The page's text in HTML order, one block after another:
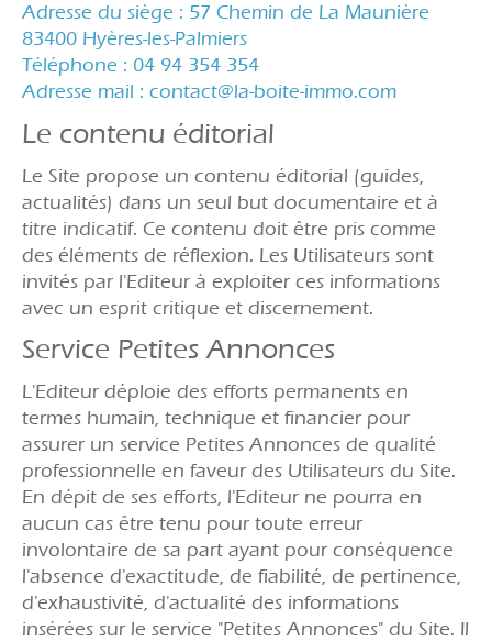
Adresse du siège : 57 Chemin de La Maunière
83400 Hyères-les-Palmiers
Téléphone : 04 94 354 354
Adresse mail : contact@la-boite-immo.com
Le contenu éditorial
Le Site propose un contenu éditorial (guides,
actualités) dans un seul but documentaire et à
titre indicatif. Ce contenu doit être pris comme
des éléments de réflexion. Les Utilisateurs sont
invités par l'Editeur à exploiter ces informations
avec un esprit critique et discernement.
Service Petites Annonces
L'Editeur déploie des efforts permanents en
termes humain, technique et financier pour
assurer un service Petites Annonces de qualité
professionnelle en faveur des Utilisateurs du Site.
En dépit de ses efforts, l'Editeur ne pourra en
aucun cas être tenu pour toute erreur
involontaire de sa part ayant pour conséquence
l'absence d'exactitude, de fiabilité, de pertinence,
d'exhaustivité, d'actualité des informations
insérées sur le service "Petites Annonces" du Site. Il